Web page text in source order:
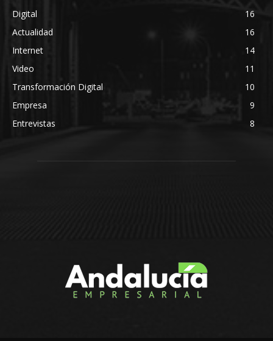
Digital
16
Actualidad
16
Internet
14
Video
11
Transformación Digital
10
Empresa
9
Entrevistas
8